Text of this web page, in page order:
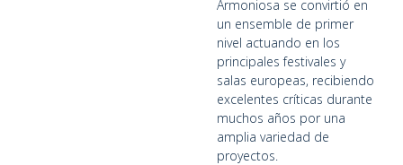
Armoniosa se convirtió en
un ensemble de primer
nivel actuando en los
principales festivales y
salas europeas, recibiendo
excelentes críticas durante
muchos años por una
amplia variedad de
proyectos.